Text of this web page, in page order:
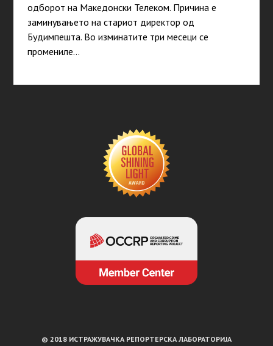
одборот на Македонски Телеком. Причина е
заминувањето на стариот директор од
Будимпешта. Во изминатите три месеци се
промениле…
© 2018 ИСТРАЖУВАЧКА РЕПОРТЕРСКА ЛАБОРАТОРИЈА